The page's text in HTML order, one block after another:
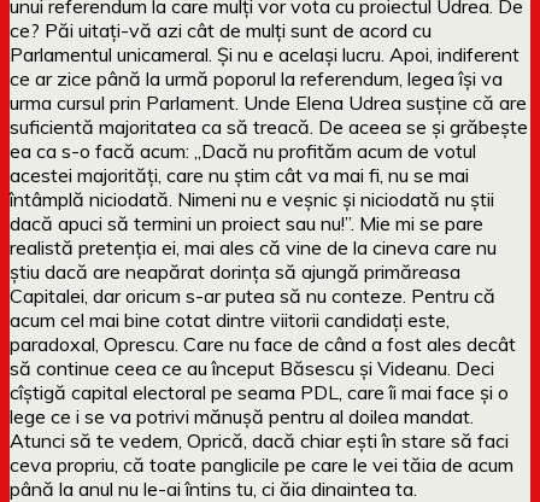
unui referendum la care mulți vor vota cu proiectul Udrea. De
ce? Păi uitați-vă azi cât de mulți sunt de acord cu
Parlamentul unicameral. Și nu e același lucru. Apoi, indiferent
ce ar zice până la urmă poporul la referendum, legea își va
urma cursul prin Parlament. Unde Elena Udrea susține că are
suficientă majoritatea ca să treacă. De aceea se și grăbește
ea ca s-o facă acum: „Dacă nu profităm acum de votul
acestei majorități, care nu știm cât va mai fi, nu se mai
întâmplă niciodată. Nimeni nu e veșnic și niciodată nu știi
dacă apuci să termini un proiect sau nu!”. Mie mi se pare
realistă pretenția ei, mai ales că vine de la cineva care nu
știu dacă are neapărat dorința să ajungă primăreasa
Capitalei, dar oricum s-ar putea să nu conteze. Pentru că
acum cel mai bine cotat dintre viitorii candidați este,
paradoxal, Oprescu. Care nu face de când a fost ales decât
să continue ceea ce au început Băsescu și Videanu. Deci
cîștigă capital electoral pe seama PDL, care îi mai face și o
lege ce i se va potrivi mănușă pentru al doilea mandat.
Atunci să te vedem, Oprică, dacă chiar ești în stare să faci
ceva propriu, că toate panglicile pe care le vei tăia de acum
până la anul nu le-ai întins tu, ci ăia dinaintea ta.